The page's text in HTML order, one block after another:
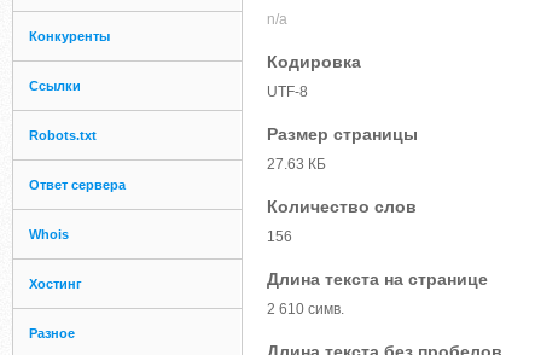
Конкуренты
Ссылки
Robots.txt
Ответ сервера
Whois
Хостинг
Разное
n/a
Кодировка
UTF-8
Размер страницы
27.63 КБ
Количество слов
156
Длина текста на странице
2 610 симв.